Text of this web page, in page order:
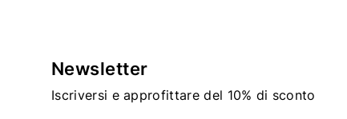
Newsletter
Iscriversi e approfittare del 10% di sconto